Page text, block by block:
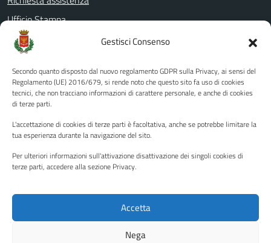
Gestisci Consenso
Secondo quanto disposto dal nuovo regolamento GDPR sulla Privacy, ai sensi del
Regolamento (UE) 2016/679, si rende noto che questo sito fa uso di cookies
tecnici, che non tracciano informazioni di carattere personale, e anche di cookies
di terze parti.
L'accettazione di cookies di terze parti è facoltativa, anche se potrebbe limitare la
tua esperienza durante la navigazione del sito.
Per ulteriori informazioni sull'attivazione disattivazione dei singoli cookies di
terze parti, accedere alla sezione Privacy.
Accetta
Nega
Ufficio Stampa
Amministrazione Trasparente
Albo pretorio
Informativa privacy
Note legali
Piano di miglioramento del sito
Instagram